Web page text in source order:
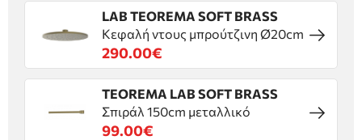
LAB TEOREMA SOFT BRASS
Κεφαλή ντους μπρούτζινη Ø20cm
290.00€
TEOREMA LAB SOFT BRASS
Σπιράλ 150cm μεταλλικό
99.00€